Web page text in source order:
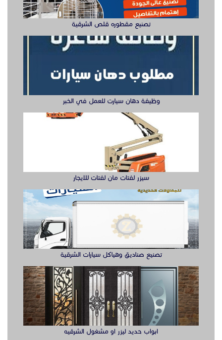
تصنيع صناديق وهياكل سيارات الشرقية
ابواب حديد ليزر او مشغول الشرقيه